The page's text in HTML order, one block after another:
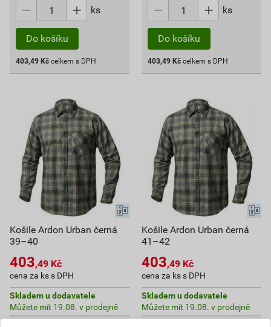
ks
Do košíku
403,49 Kč celkem s DPH
ks
Do košíku
403,49 Kč celkem s DPH
Košile Ardon Urban černá
39–40
403,49 Kč
cena za ks s DPH
Skladem u dodavatele
Můžete mít 19.08. v prodejně
Košile Ardon Urban černá
41–42
403,49 Kč
cena za ks s DPH
Skladem u dodavatele
Můžete mít 19.08. v prodejně